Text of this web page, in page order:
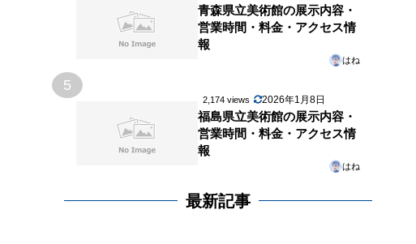
青森県立美術館の展示内容・
営業時間・料金・アクセス情
報
はね
5
2,174 views 2026年1月8日
福島県立美術館の展示内容・
営業時間・料金・アクセス情
報
はね
最新記事